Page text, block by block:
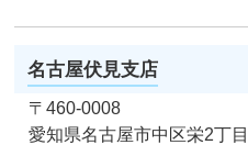
名古屋伏見支店
〒460-0008
愛知県名古屋市中区栄2丁